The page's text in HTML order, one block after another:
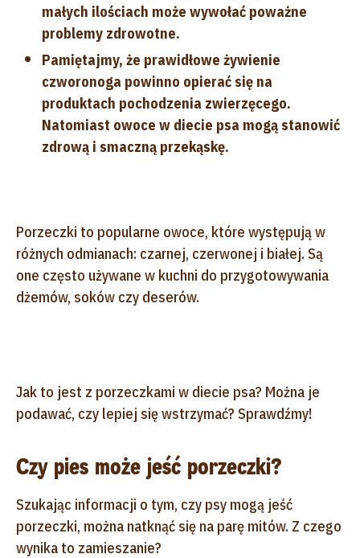
małych ilościach może wywołać poważne
problemy zdrowotne.
Pamiętajmy, że prawidłowe żywienie
czworonoga powinno opierać się na
produktach pochodzenia zwierzęcego.
Natomiast owoce w diecie psa mogą stanowić
zdrową i smaczną przekąskę.
Porzeczki to popularne owoce, które występują w
różnych odmianach: czarnej, czerwonej i białej. Są
one często używane w kuchni do przygotowywania
dżemów, soków czy deserów.
Jak to jest z porzeczkami w diecie psa? Można je
podawać, czy lepiej się wstrzymać? Sprawdźmy!
Czy pies może jeść porzeczki?
Szukając informacji o tym, czy psy mogą jeść
porzeczki, można natknąć się na parę mitów. Z czego
wynika to zamieszanie?